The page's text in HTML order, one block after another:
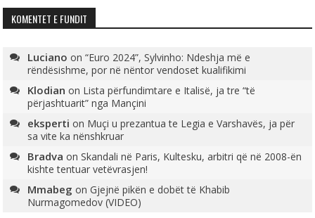
KOMENTET E FUNDIT
Luciano on“Euro 2024”, Sylvinho: Ndeshja më e
rëndësishme, por në nëntor vendoset kualifikimi
Klodian on Lista përfundimtare e Italisë, ja tre “të
përjashtuarit” nga Mançini
eksperti on Muçi u prezantua te Legia e Varshavës, ja për
sa vite ka nënshkruar
Bradva onSkandali në Paris, Kultesku, arbitri që në 2008-ën
kishte tentuar vetëvrasjen!
Mmabeg onGjejnë pikën e dobët të Khabib
Nurmagomedov (VIDEO)